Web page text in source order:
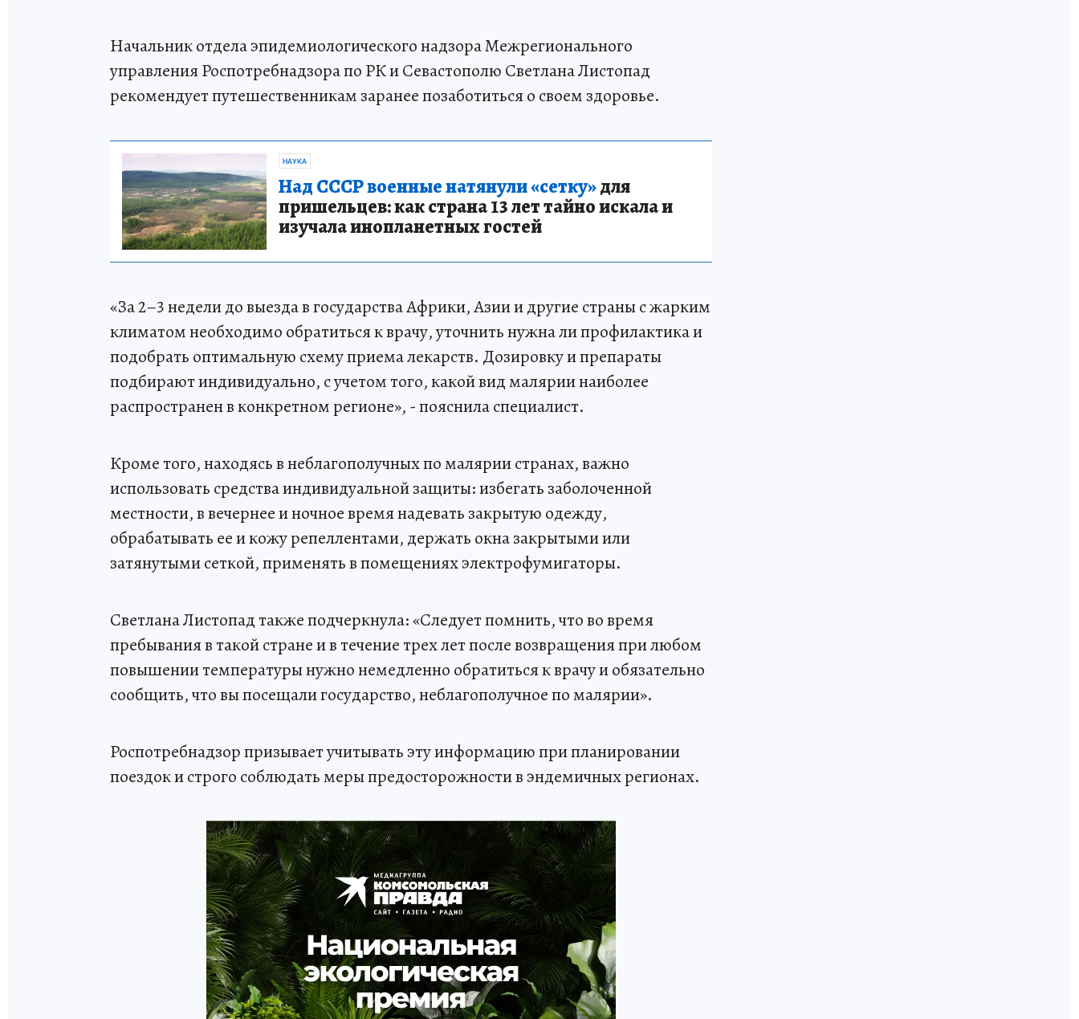
Начальник отдела эпидемиологического надзора Межрегионального
управления Роспотребнадзора по РК и Севастополю Светлана Листопад
рекомендует путешественникам заранее позаботиться о своем здоровье.
НАУКА
Над СССР военные натянули «сетку»для
пришельцев: как страна 13 лет тайно искала и
изучала инопланетных гостей
«За 2–3 недели до выезда в государства Африки, Азии и другие страны с жарким
климатом необходимо обратиться к врачу, уточнить нужна ли профилактика и
подобрать оптимальную схему приема лекарств. Дозировку и препараты
подбирают индивидуально, с учетом того, какой вид малярии наиболее
распространен в конкретном регионе», - пояснила специалист.
Кроме того, находясь в неблагополучных по малярии странах, важно
использовать средства индивидуальной защиты: избегать заболоченной
местности, в вечернее и ночное время надевать закрытую одежду,
обрабатывать ее и кожу репеллентами, держать окна закрытыми или
затянутыми сеткой, применять в помещениях электрофумигаторы.
Светлана Листопад также подчеркнула: «Следует помнить, что во время
пребывания в такой стране и в течение трех лет после возвращения при любом
повышении температуры нужно немедленно обратиться к врачу и обязательно
сообщить, что вы посещали государство, неблагополучное по малярии».
Роспотребнадзор призывает учитывать эту информацию при планировании
поездок и строго соблюдать меры предосторожности в эндемичных регионах.